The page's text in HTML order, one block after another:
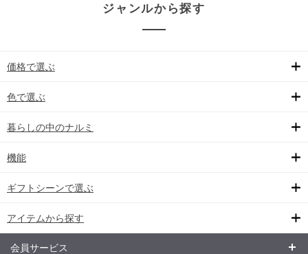
ジャンルから探す
価格で選ぶ
色で選ぶ
暮らしの中のナルミ
機能
ギフトシーンで選ぶ
アイテムから探す
会員サービス